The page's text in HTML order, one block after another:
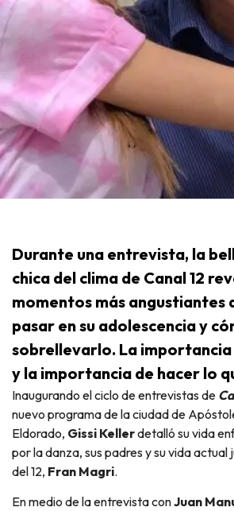
Durante una entrevista, la
chica del clima de Canal 12
momentos más angustiantes
pasar en su adolescencia y
sobrellevarlo. La importancia
y la importancia de hacer lo
Inaugurando el ciclo de entrevistas de
nuevo programa de la ciudad de
Eldorado, Gissi Kellerdetalló su vida
por la danza, sus padres y su vida
del 12, Fran Magri.
En medio de la entrevista conJuan